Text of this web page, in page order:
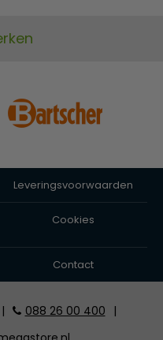
Leveringsvoorwaarden
Cookies
Contact
| 088 26 00 400
|